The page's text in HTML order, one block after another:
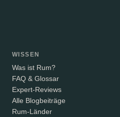
WISSEN
Was ist Rum?
FAQ & Glossar
Expert-Reviews
Alle Blogbeiträge
Rum-Länder